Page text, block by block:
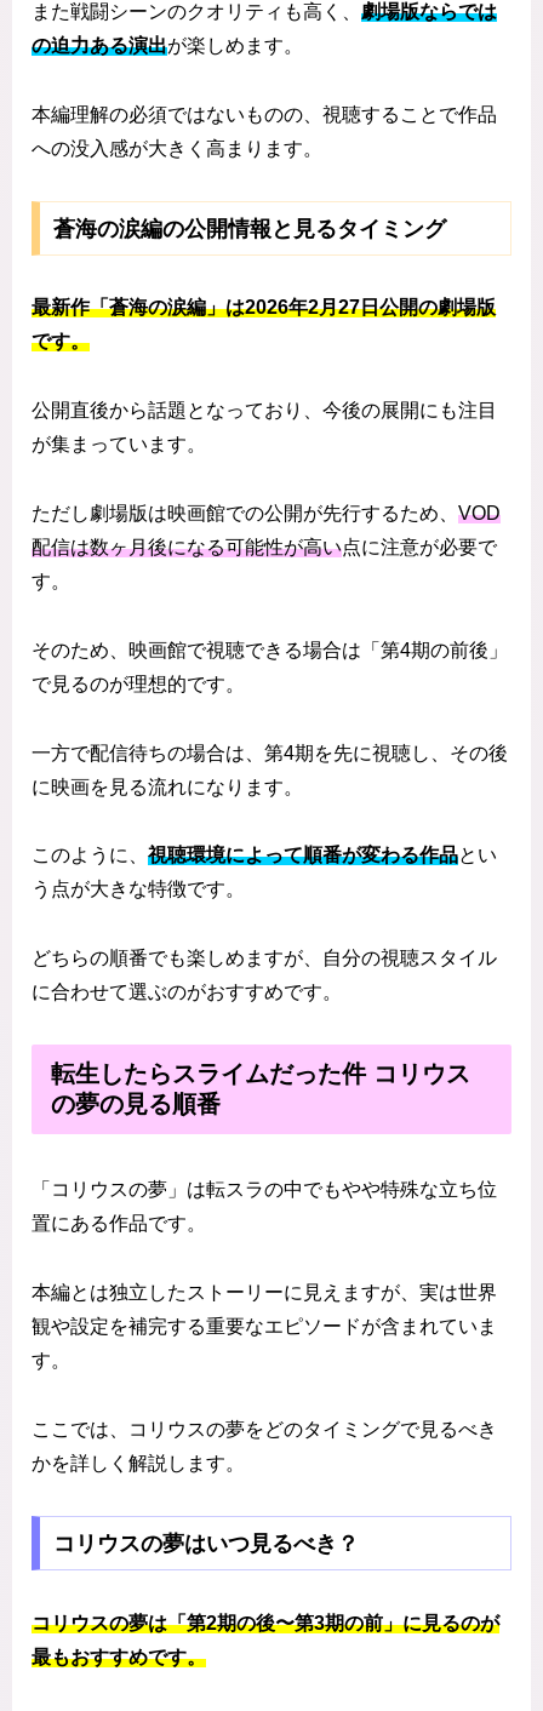
また戦闘シーンのクオリティも高く、 劇場版ならでは
の迫力ある演出が楽しめます。
本編理解の必須ではないものの、視聴することで作品
への没入感が大きく高まります。
蒼海の涙編の公開情報と見るタイミング
最新作「蒼海の涙編」は2026年2月27日公開の劇場版
です。
公開直後から話題となっており、今後の展開にも注目
が集まっています。
ただし劇場版は映画館での公開が先行するため、 VOD
配信は数ヶ月後になる可能性が高い点に注意が必要で
す。
そのため、映画館で視聴できる場合は「第4期の前後」
で見るのが理想的です。
一方で配信待ちの場合は、第4期を先に視聴し、その後
に映画を見る流れになります。
このように、 視聴環境によって順番が変わる作品とい
う点が大きな特徴です。
どちらの順番でも楽しめますが、自分の視聴スタイル
に合わせて選ぶのがおすすめです。
転生したらスライムだった件 コリウス
の夢の見る順番
「コリウスの夢」は転スラの中でもやや特殊な立ち位
置にある作品です。
本編とは独立したストーリーに見えますが、実は世界
観や設定を補完する重要なエピソードが含まれていま
す。
ここでは、コリウスの夢をどのタイミングで見るべき
かを詳しく解説します。
コリウスの夢はいつ見るべき？
コリウスの夢は「第2期の後〜第3期の前」に見るのが
最もおすすめです。